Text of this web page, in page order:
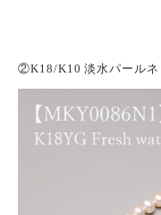
②K18/K10 淡水パールネ